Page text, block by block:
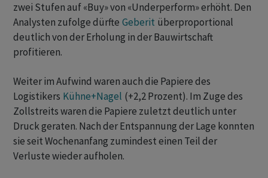
zwei Stufen auf «Buy» von «Underperform» erhöht. Den
Analysten zufolge dürfte Geberit überproportional
deutlich von der Erholung in der Bauwirtschaft
profitieren.
Weiter im Aufwind waren auch die Papiere des
Logistikers Kühne+Nagel (+2,2 Prozent). Im Zuge des
Zollstreits waren die Papiere zuletzt deutlich unter
Druck geraten. Nach der Entspannung der Lage konnten
sie seit Wochenanfang zumindest einen Teil der
Verluste wieder aufholen.